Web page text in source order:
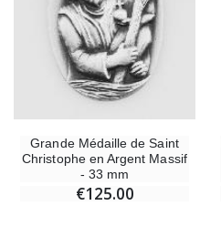
Grande Médaille de Saint
Christophe en Argent Massif
- 33 mm
€125.00
€23.00